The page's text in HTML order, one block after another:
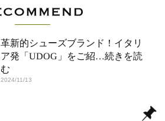
革新的シューズブランド！イタリ
ア発「UDOG」をご紹…続きを読
む
2024/11/13